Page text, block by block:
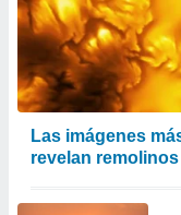
Las imágenes
revelan